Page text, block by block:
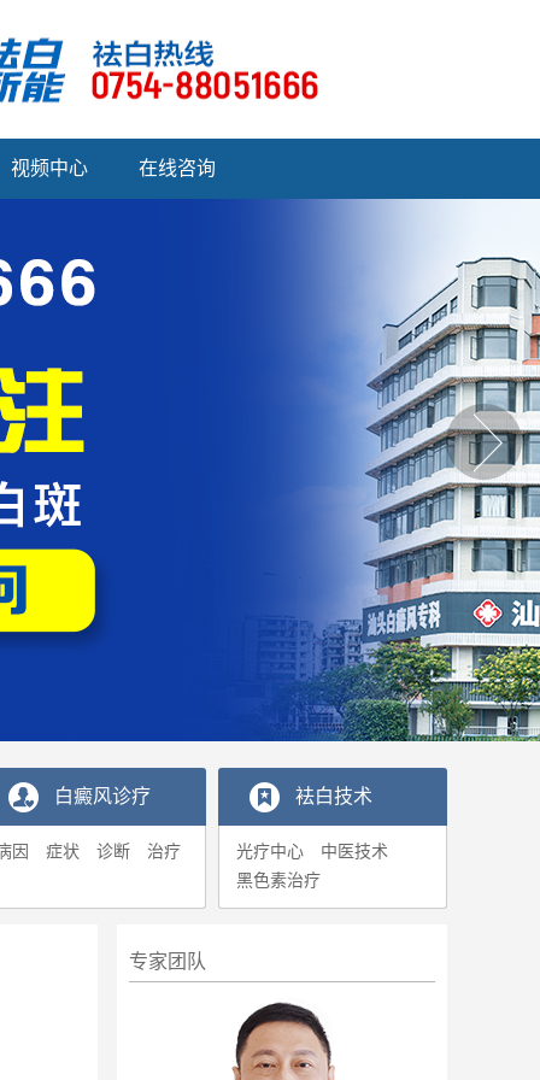
视频中心 在线咨询
白癜风诊疗
因 症状 诊断 治疗
袪白技术
光疗中心
中医技术
黑色素治疗
专家团队